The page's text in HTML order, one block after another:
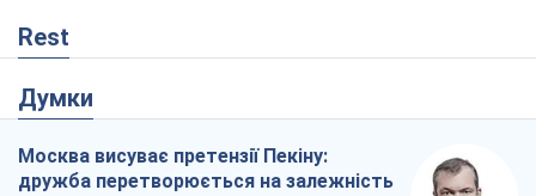
Rest
Думки
Москва висуває претензії Пекіну:
дружба перетворюється на залежність